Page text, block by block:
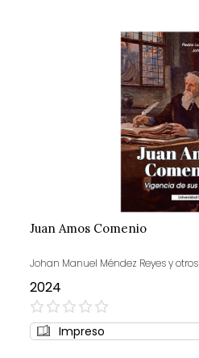
Juan Amos Comenio
Johan Manuel Méndez Reyes y otros
2024
0%
Impreso